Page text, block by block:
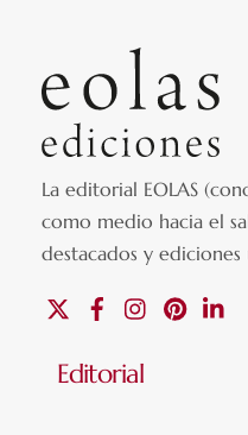
La editorial EOLAS
como medio hacia el
destacados y ediciones
FacebookInstagram
Editorial